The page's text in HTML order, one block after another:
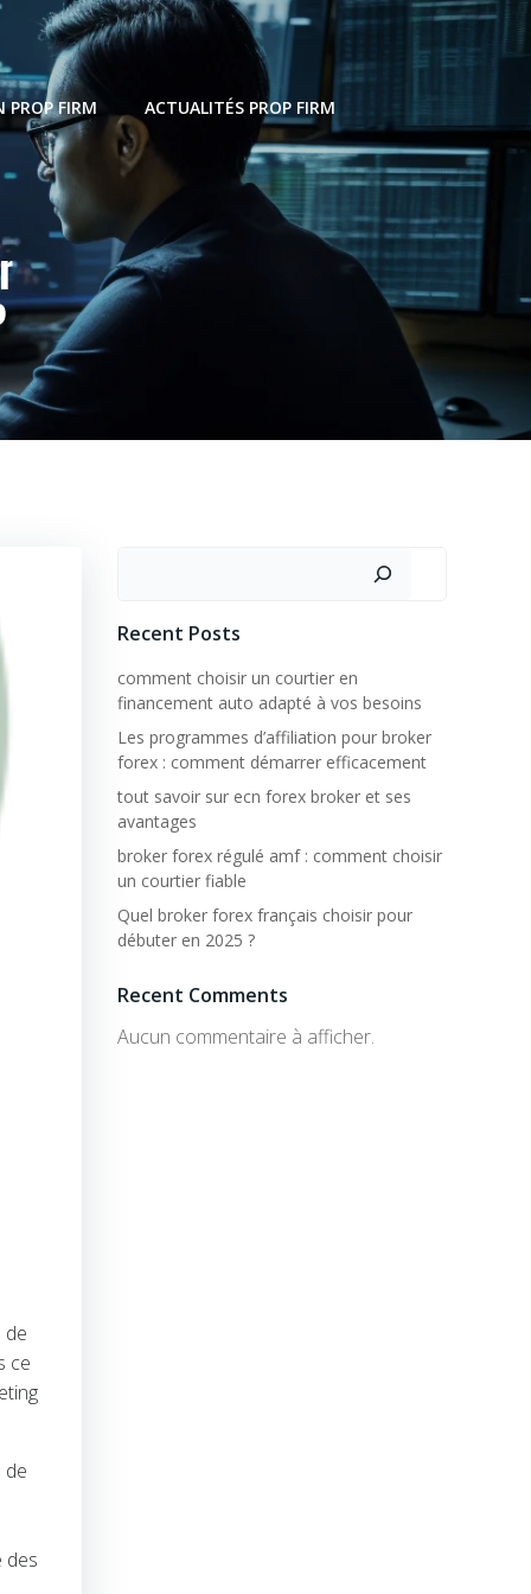
PROP FIRM ACTUALITÉS PROP FIRM
de
ce
de
des
Recent Posts
comment choisir un courtier en
financement auto adapté à vos besoins
Les programmes d’affiliation pour broker
forex : comment démarrer efficacement
tout savoir sur ecn forex broker et ses
avantages
broker forex régulé amf : comment choisir
un courtier fiable
Quel broker forex français choisir pour
débuter en 2025 ?
Recent Comments
Aucun commentaire à afficher.